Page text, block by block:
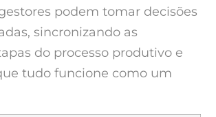
podem tomar decisões
sincronizando as
do processo produtivo e
tudo funcione como um